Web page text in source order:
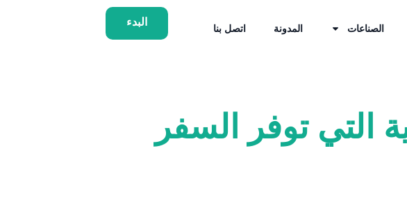
الصناعات المدونة اتصل بنا
البدء
التي توفر السفر